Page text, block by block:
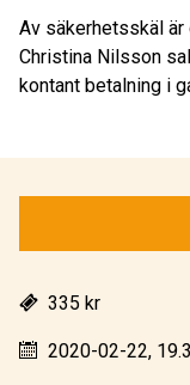
335 kr
2020-02-22,
Av säkerhetsskäl
Christina Nilsson
kontant betalning i